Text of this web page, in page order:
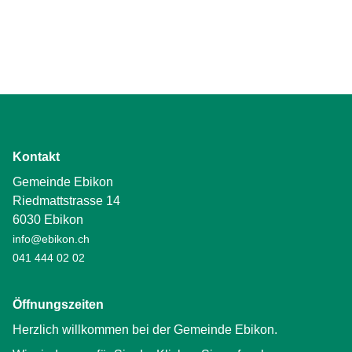
Kontakt
Gemeinde Ebikon
Riedmattstrasse 14
6030 Ebikon
info@ebikon.ch
041 444 02 02
Öffnungszeiten
Herzlich willkommen bei der Gemeinde Ebikon.